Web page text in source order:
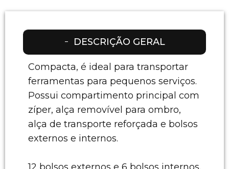
DESCRIÇÃO GERAL
Compacta, é ideal para transportar
ferramentas para pequenos serviços.
Possui compartimento principal com
zíper, alça removível para ombro,
alça de transporte reforçada e bolsos
externos e internos.